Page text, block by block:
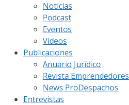
Noticias
Podcast
Eventos
Vídeos
Publicaciones
Anuario Jurídico
Revista Emprendedores
News ProDespachos
Entrevistas